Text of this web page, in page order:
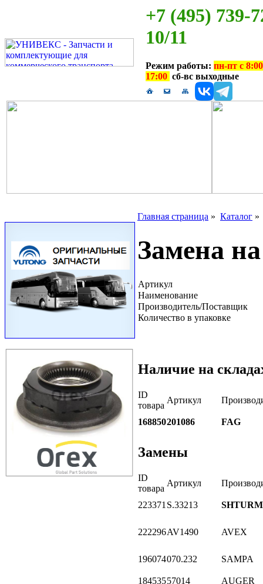
+7 (495) 739-
10/11
Режим работы: пн-пт с
17:00 сб-вс выходные
Главная страница » Каталог
Замена
Артикул
Наименование
Производитель/Поставщик
Количество в упаковке
Наличие на
ID
товара
Артикул
168850201086 FAG
Замены
ID
товара
Артикул
223371 S.33213
222296AV1490 AVEX
196074070.232 SAMPA
18453557014 AUGER